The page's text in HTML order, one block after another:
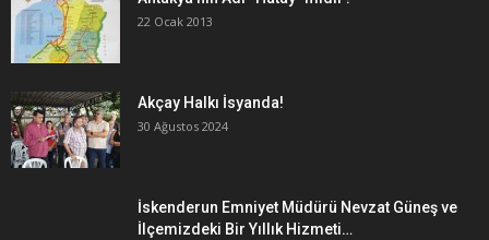
22 Ocak 2013
Akçay Halkı İsyanda!
30 Ağustos 2024
İskenderun Emniyet Müdürü Nevzat Güneş ve
İlçemizdeki Bir Yıllık Hizmeti…